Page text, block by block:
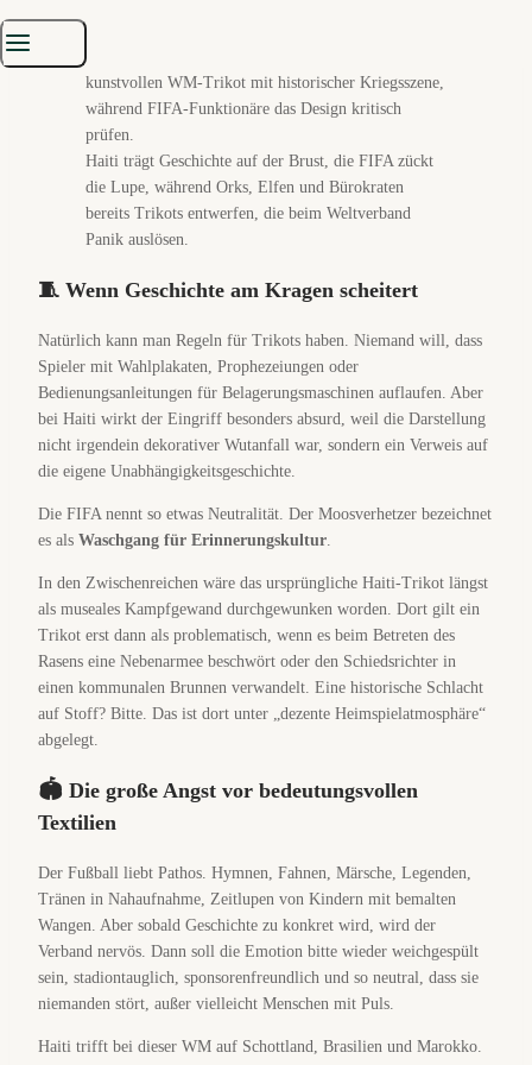
Haiti trägt Geschichte auf der Brust, die FIFA zückt
die Lupe, während Orks, Elfen und Bürokraten
bereits Trikots entwerfen, die beim Weltverband
Panik auslösen.
🧵 Wenn Geschichte am Kragen scheitert
Natürlich kann man Regeln für Trikots haben. Niemand will, dass
Spieler mit Wahlplakaten, Prophezeiungen oder
Bedienungsanleitungen für Belagerungsmaschinen auflaufen. Aber
bei Haiti wirkt der Eingriff besonders absurd, weil die Darstellung
nicht irgendein dekorativer Wutanfall war, sondern ein Verweis auf
die eigene Unabhängigkeitsgeschichte.
Die FIFA nennt so etwas Neutralität. Der Moosverhetzer bezeichnet
es als Waschgang für Erinnerungskultur.
In den Zwischenreichen wäre das ursprüngliche Haiti-Trikot längst
als museales Kampfgewand durchgewunken worden. Dort gilt ein
Trikot erst dann als problematisch, wenn es beim Betreten des
Rasens eine Nebenarmee beschwört oder den Schiedsrichter in
einen kommunalen Brunnen verwandelt. Eine historische Schlacht
auf Stoff? Bitte. Das ist dort unter „dezente Heimspielatmosphäre“
abgelegt.
🏟️ Die große Angst vor bedeutungsvollen
Textilien
Der Fußball liebt Pathos. Hymnen, Fahnen, Märsche, Legenden,
Tränen in Nahaufnahme, Zeitlupen von Kindern mit bemalten
Wangen. Aber sobald Geschichte zu konkret wird, wird der
Verband nervös. Dann soll die Emotion bitte wieder weichgespült
sein, stadiontauglich, sponsorenfreundlich und so neutral, dass sie
niemanden stört, außer vielleicht Menschen mit Puls.
Haiti trifft bei dieser WM auf Schottland, Brasilien und Marokko.